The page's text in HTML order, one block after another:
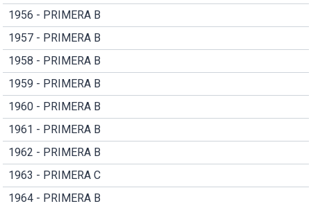
1956 - PRIMERA B
1957 - PRIMERA B
1958 - PRIMERA B
1959 - PRIMERA B
1960 - PRIMERA B
1961 - PRIMERA B
1962 - PRIMERA B
1963 - PRIMERA C
1964 - PRIMERA B